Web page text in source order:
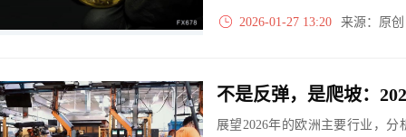
为 3350.25 吨，仅次于美国的
吨存放在纽约的美联储那里。
2026-01-27 13:20 来源：原
不是反弹，是爬坡：
展望2026年的欧洲主要行业，